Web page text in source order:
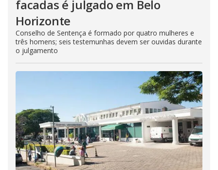
facadas é julgado em Belo
Horizonte
Conselho de Sentença é formado por quatro mulheres e
três homens; seis testemunhas devem ser ouvidas durante
o julgamento